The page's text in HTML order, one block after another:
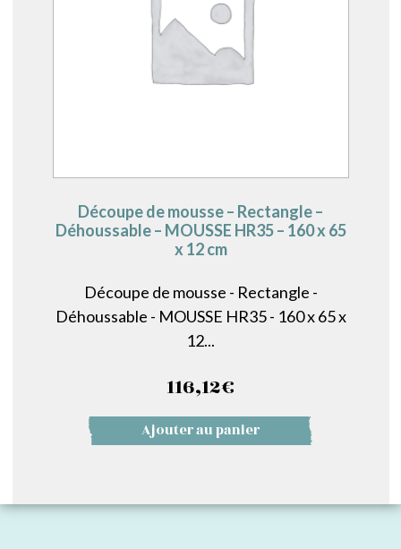
Découpe de mousse – Rectangle –
Déhoussable – MOUSSE HR35 – 160 x 65
x 12 cm
Découpe de mousse - Rectangle -
Déhoussable - MOUSSE HR35 - 160 x 65 x
12...
116,12€
Ajouter au panier